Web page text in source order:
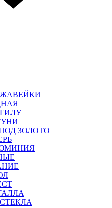
ЗОЛОТО